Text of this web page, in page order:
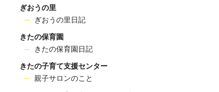
ぎおうの里
ぎおうの里日記
きたの保育園
きたの保育園日記
きたの子育て支援センター
親子サロンのこと